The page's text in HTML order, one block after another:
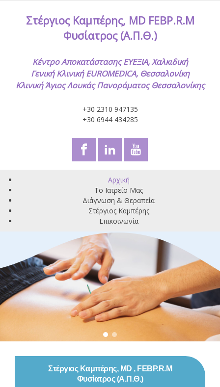
Στέργιος Καμπέρης, MD FEBP.R.M
Φυσίατρος (Α.Π.Θ.)
Κέντρο Αποκατάστασης ΕΥΕΞΙΑ, Χαλκιδική
Γενική Κλινική EUROMEDICA, Θεσσαλονίκη
Κλινική Άγιος Λουκάς Πανοράματος Θεσσαλονίκης
+30 2310 947135
+30 6944 434285
Αρχική
Το Ιατρείο Μας
Διάγνωση & Θεραπεία
Στέργιος Καμπέρης
Επικοινωνία
Στέργιος Καμπέρης, MD , FEBP.R.M
Φυσίατρος (Α.Π.Θ.)